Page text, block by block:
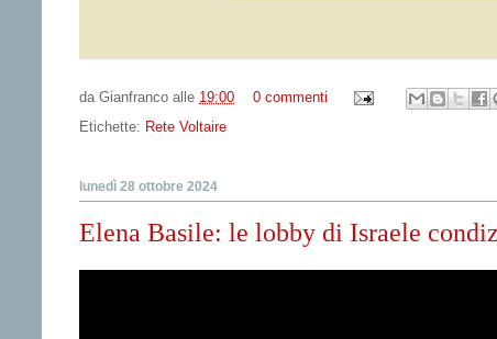
da Gianfranco alle 19:00
0 commenti
Etichette: Rete Voltaire
lunedì 28 ottobre 2024
Elena Basile: le lobby di Israele